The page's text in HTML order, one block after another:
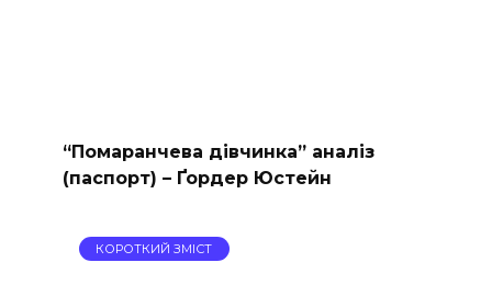
“Помаранчева дівчинка” аналіз
(паспорт) – Ґордер Юстейн
КОРОТКИЙ ЗМІСТ